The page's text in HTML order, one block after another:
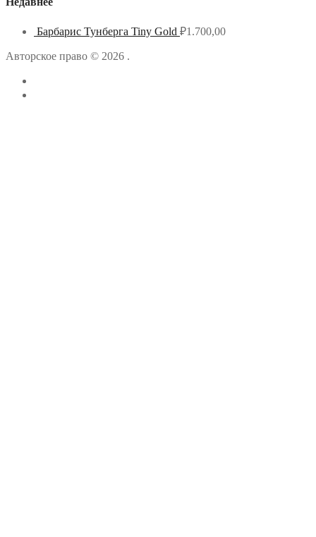
Барбарис Тунберга Tiny Gold ₽1.700,00
Авторское право © 2026 .